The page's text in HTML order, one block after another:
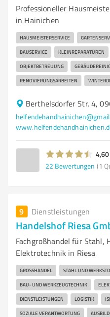
Professioneller
in Hainichen
HAUSMEISTERSERVICE
BAUSERVICE KLEINREPARATUREN
OBJEKTBETREUUNG
RENOVIERUNGSARBEITEN
Berthelsdorfer Str. 4,
22 Bewertungen (1
9 Dienstleistungen
Handelshof Riesa
Fachgroßhandel für Stahl,
Elektrotechnik in Riesa
GROSSHANDEL STAHL UND
BAU- UND WERKZEUGTECHNIK
DIENSTLEISTUNGEN LOGISTIK
SOZIALE VERANTWORTUNG